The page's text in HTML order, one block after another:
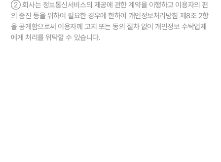
② 회사는 정보통신서비스의 제공에 관한 계약을 이행하고 이용자의 편
의 증진 등을 위하여 필요한 경우에 한하여 개인정보처리방침 제8조 2항
을 공개함으로써 이용자께 고지 또는 동의 절차 없이 개인정보 수탁업체
에게 처리를 위탁할 수 있습니다.